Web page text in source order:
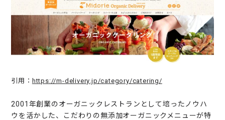
引用： https://m-delivery.jp/category/catering/
2001年創業のオーガニックレストランとして培ったノウハ
ウを活かした、こだわりの無添加オーガニックメニューが特